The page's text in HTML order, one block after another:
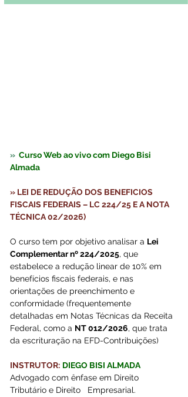
» Curso Web ao vivo com Diego Bisi
Almada
» LEI DE REDUÇÃO DOS BENEFICIOS
FISCAIS FEDERAIS – LC 224/25 E A NOTA
TÉCNICA 02/2026)
O curso tem por objetivo analisar a Lei
Complementar nº 224/2025, que
estabelece a redução linear de 10% em
benefícios fiscais federais, e nas
orientações de preenchimento e
conformidade (frequentemente
detalhadas em Notas Técnicas da Receita
Federal, como a NT 012/2026, que trata
da escrituração na EFD-Contribuições)
INSTRUTOR: DIEGO BISI ALMADA
Advogado com ênfase em Direito
Tributário e Direito   Empresarial.